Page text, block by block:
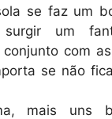
se faz um
surgir um
com
se não
mais uns